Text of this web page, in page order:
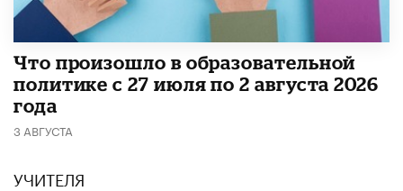
​Что произошло в образовательной
политике с 27 июля по 2 августа 2026
года
3 АВГУСТА
УЧИТЕЛЯ